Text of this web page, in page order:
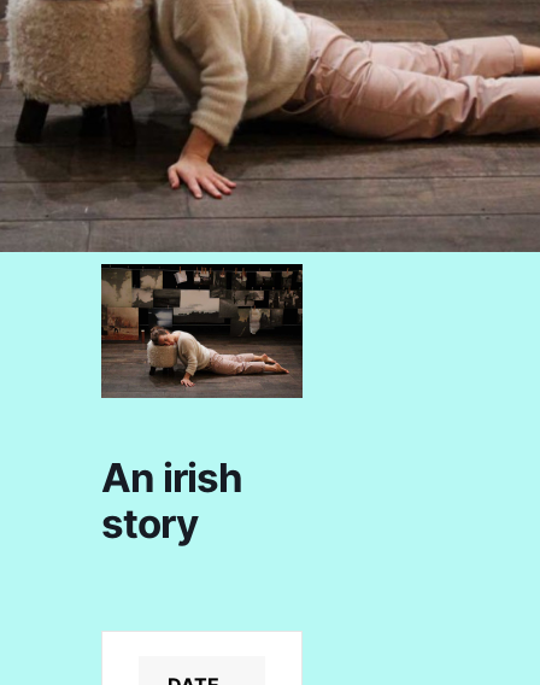
NEWSLETTER
INSTAGRAM
FACEBOOK
An irish
story